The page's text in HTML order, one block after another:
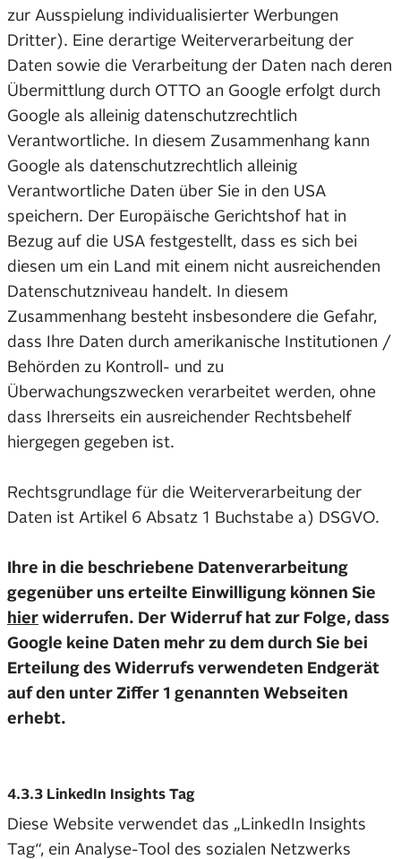
zur Ausspielung individualisierter Werbungen
Dritter). Eine derartige Weiterverarbeitung der
Daten sowie die Verarbeitung der Daten nach deren
Übermittlung durch OTTO an Google erfolgt durch
Google als alleinig datenschutzrechtlich
Verantwortliche. In diesem Zusammenhang kann
Google als datenschutzrechtlich alleinig
Verantwortliche Daten über Sie in den USA
speichern. Der Europäische Gerichtshof hat in
Bezug auf die USA festgestellt, dass es sich bei
diesen um ein Land mit einem nicht ausreichenden
Datenschutzniveau handelt. In diesem
Zusammenhang besteht insbesondere die Gefahr,
dass Ihre Daten durch amerikanische Institutionen /
Behörden zu Kontroll- und zu
Überwachungszwecken verarbeitet werden, ohne
dass Ihrerseits ein ausreichender Rechtsbehelf
hiergegen gegeben ist.
Rechtsgrundlage für die Weiterverarbeitung der
Daten ist Artikel 6 Absatz 1 Buchstabe a) DSGVO.
Ihre in die beschriebene Datenverarbeitung
gegenüber uns erteilte Einwilligung können Sie
hier widerrufen. Der Widerruf hat zur Folge, dass
Google keine Daten mehr zu dem durch Sie bei
Erteilung des Widerrufs verwendeten Endgerät
auf den unter Ziffer 1 genannten Webseiten
erhebt.
4.3.3 LinkedIn Insights Tag
Diese Website verwendet das „LinkedIn Insights
Tag“, ein Analyse-Tool des sozialen Netzwerks